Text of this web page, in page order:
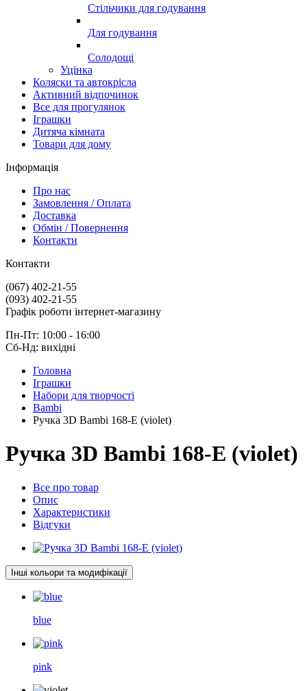
Стільчики для годування
Для годування
Солодощі
Уцінка
Коляски та автокрісла
Активний відпочинок
Все для прогулянок
Іграшки
Дитяча кімната
Товари для дому
Інформація
Про нас
Замовлення / Оплата
Доставка
Обмін / Повернення
Контакти
Контакти
(067) 402-21-55
(093) 402-21-55
Графік роботи інтернет-магазину
Пн-Пт: 10:00 - 16:00
Сб-Нд: вихідні
Головна
Іграшки
Набори для творчості
Bambi
Ручка 3D Bambi 168-E (violet)
Ручка 3D Bambi 168-E (violet)
Все про товар
Опис
Характеристики
Відгуки
Інші кольори та модифікації
blue
pink